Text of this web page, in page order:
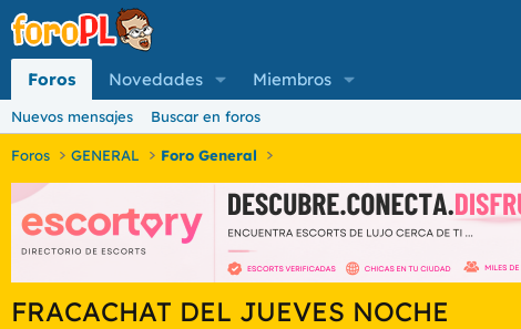
Foros Novedades Miembros
Nuevos mensajes Buscar en foros
Foros GENERAL Foro General
FRACACHAT DEL JUEVES NOCHE